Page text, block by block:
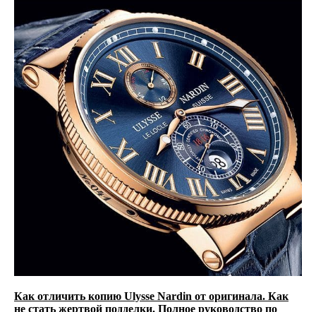
Как отличить копию Ulysse Nardin от оригинала. Как
не стать жертвой подделки. Полное руководство по